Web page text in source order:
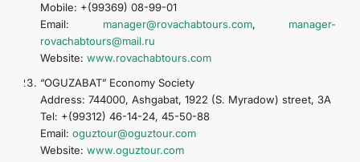
Mobile: +(99369) 08-99-01
Email: manager@rovachabtours.com, manager-
rovachabtours@mail.ru
Website: www.rovachabtours.com
“OGUZABAT” Economy Society
Address: 744000, Ashgabat, 1922 (S. Myradow) street, 3A
Tel: +(99312) 46-14-24, 45-50-88
Email: oguztour@oguztour.com
Website: www.oguztour.com